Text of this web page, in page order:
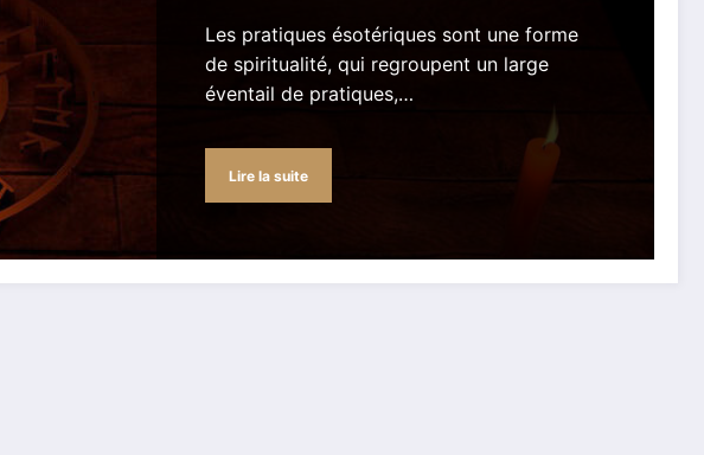
Les pratiques ésotériques sont une forme
de spiritualité, qui regroupent un large
éventail de pratiques,…
Lire la suite